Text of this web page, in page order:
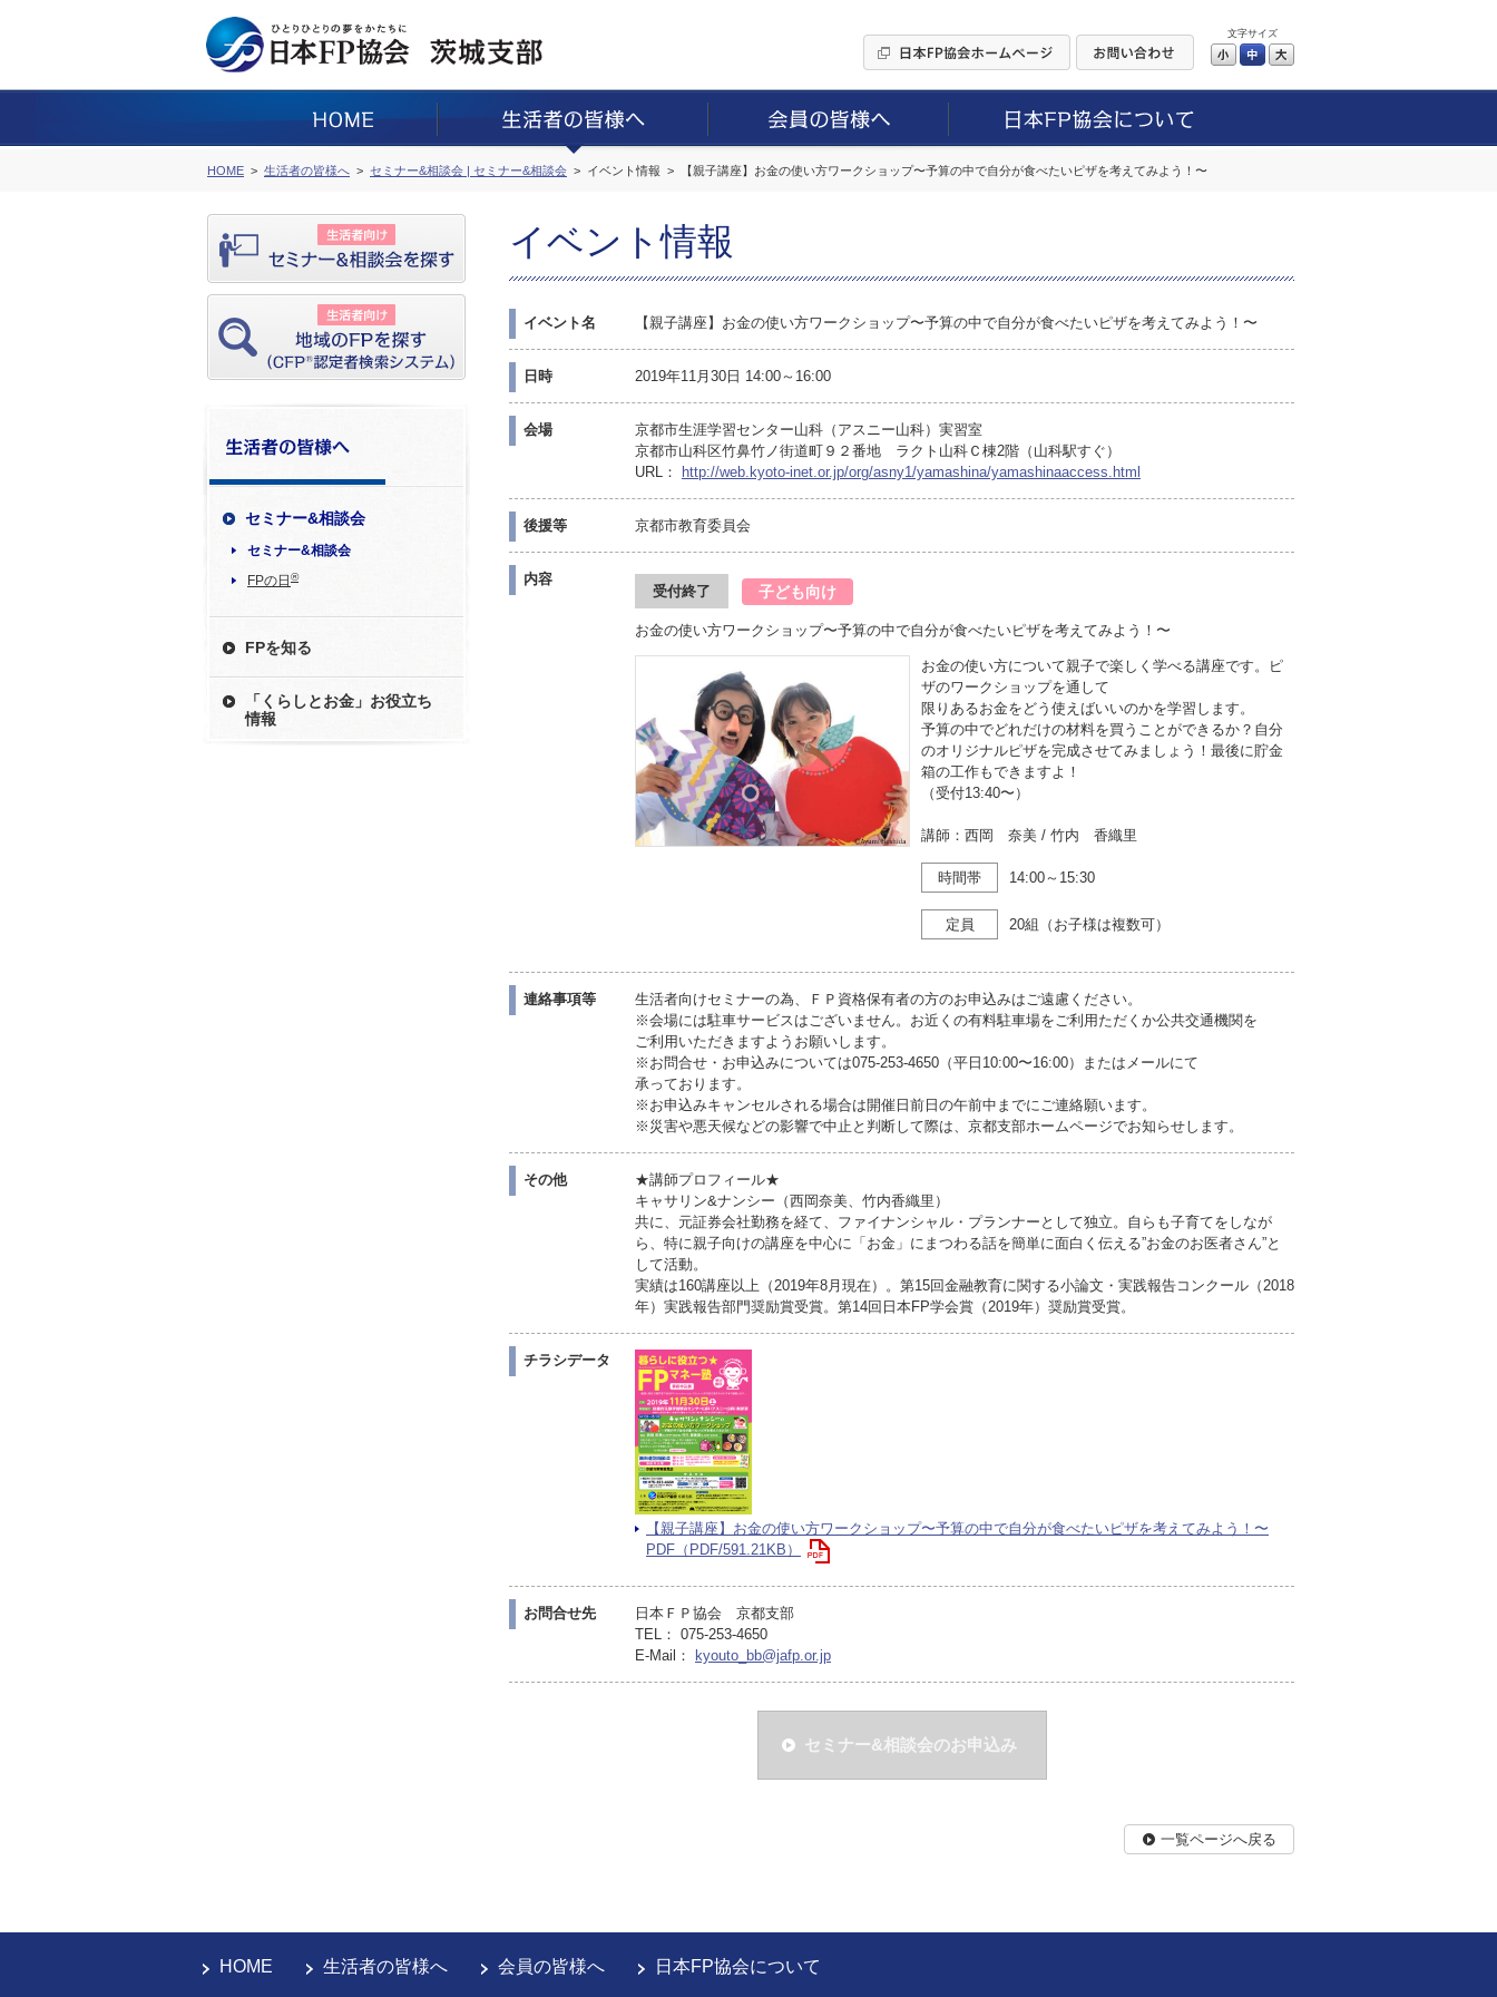
文字サイズ
小 中
HOME 生活者の皆様へ セミナー&相談会 | セミナー&相談会 イベント情報 【親子講座】お金の使い方ワークショップ〜予算の中で自分が食べたいピザを考えてみよう！〜
セミナー&相談会
セミナー&相談会
FPの日 ®
FPを知る
「くらしとお金」お役立ち
情報
イベント情報
イベント名 【親子講座】お金の使い方ワークショップ〜予算の中で自分が食べたいピザを考えてみよう！〜
日時 2019年11月30日 14:00～16:00
会場
京都市生涯学習センター山科（アスニー山科）実習室
京都市山科区竹鼻竹ノ街道町９２番地 ラクト山科Ｃ棟2階（山科駅すぐ）
URL：
http://web.kyoto-inet.or.jp/org/asny1/yamashina/yamashinaaccess.html
後援等 京都市教育委員会
内容
受付終了 子ども向け
お金の使い方ワークショップ〜予算の中で自分が食べたいピザを考えてみよう！〜
お金の使い方について親子で楽しく学べる講座です。ピ
ザのワークショップを通して
限りあるお金をどう使えばいいのかを学習します。
予算の中でどれだけの材料を買うことができるか？自分
のオリジナルピザを完成させてみましょう！最後に貯金
箱の工作もできますよ！
（受付13:40〜）
講師：西岡 奈美 / 竹内 香織里
時間帯 14:00～15:30
定員 20組（お子様は複数可）
連絡事項等
生活者向けセミナーの為、ＦＰ資格保有者の方のお申込みはご遠慮ください。
※会場には駐車サービスはございません。お近くの有料駐車場をご利用ただくか公共交通機関を
ご利用いただきますようお願いします。
※お問合せ・お申込みについては075-253-4650（平日10:00〜16:00）またはメールにて
承っております。
※お申込みキャンセルされる場合は開催日前日の午前中までにご連絡願います。
※災害や悪天候などの影響で中止と判断して際は、京都支部ホームページでお知らせします。
その他
★講師プロフィール★
キャサリン&ナンシー（西岡奈美、竹内香織里）
共に、元証券会社勤務を経て、ファイナンシャル・プランナーとして独立。自らも子育てをしなが
ら、特に親子向けの講座を中心に「お金」にまつわる話を簡単に面白く伝える”お金のお医者さん”と
して活動。
実績は160講座以上（2019年8月現在）。第15回金融教育に関する小論文・実践報告コンクール（2018
年）実践報告部門奨励賞受賞。第14回日本FP学会賞（2019年）奨励賞受賞。
チラシデータ
【親子講座】お金の使い方ワークショップ〜予算の中で自分が食べたいピザを考えてみよう！〜
PDF（PDF/591.21KB）
お問合せ先
日本ＦＰ協会 京都支部
TEL： 075-253-4650
E-Mail：
kyouto_bb@jafp.or.jp
セミナー&相談会のお申込み
一覧ページへ戻る
HOME 生活者の皆様へ 会員の皆様へ 日本FP協会について